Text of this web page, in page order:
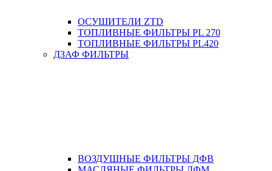
ОСУШИТЕЛИ ZTD
ТОПЛИВНЫЕ ФИЛЬТРЫ PL 270
ТОПЛИВНЫЕ ФИЛЬТРЫ PL420
ДЗАФ ФИЛЬТРЫ
ВОЗДУШНЫЕ ФИЛЬТРЫ ДФВ